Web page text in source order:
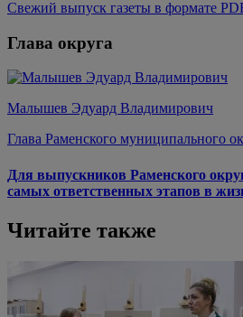
Свежий выпуск газеты в формате
Глава округа
Малышев Эдуард Владимирович
Глава Раменского муниципального
Для выпускников Раменского
самых ответственных этапов в
Читайте также